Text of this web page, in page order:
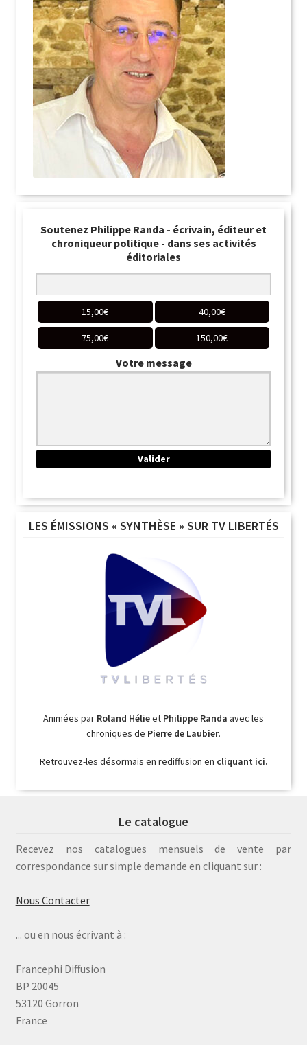
Soutenez Philippe Randa - écrivain, éditeur et
chroniqueur politique - dans ses activités
éditoriales
15,00€ 40,00€
75,00€ 150,00€
Votre message
LES ÉMISSIONS « SYNTHÈSE » SUR TV LIBERTÉS
Animées par Roland Hélieet Philippe Randa avec les
chroniques de Pierre de Laubier.
Retrouvez-les désormais en rediffusion en cliquant ici.
Le catalogue
Recevez nos catalogues mensuels de vente par
correspondance sur simple demande en cliquant sur :
Nous Contacter
... ou en nous écrivant à :
Francephi Diffusion
BP 20045
53120 Gorron
France